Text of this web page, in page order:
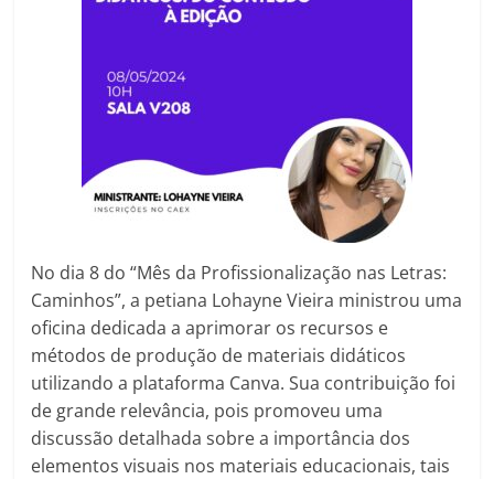
No dia 8 do “Mês da Profissionalização nas Letras:
Caminhos”, a petiana Lohayne Vieira ministrou uma
oficina dedicada a aprimorar os recursos e
métodos de produção de materiais didáticos
utilizando a plataforma Canva. Sua contribuição foi
de grande relevância, pois promoveu uma
discussão detalhada sobre a importância dos
elementos visuais nos materiais educacionais, tais